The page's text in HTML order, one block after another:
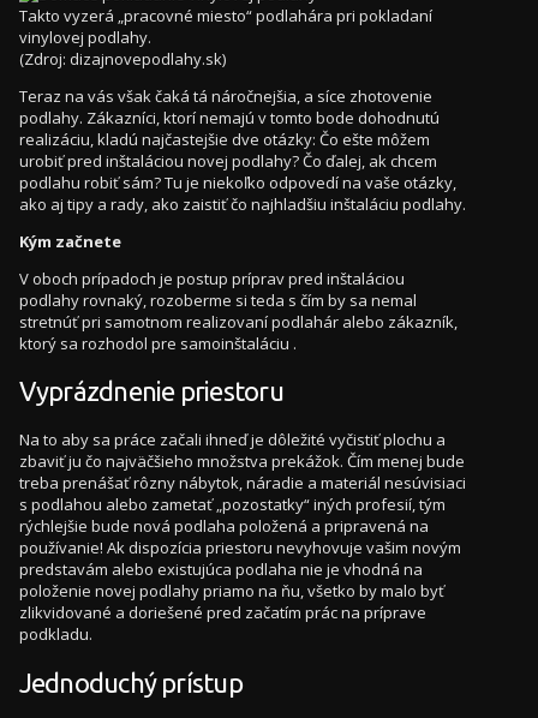
Takto vyzerá „pracovné miesto“ podlahára pri pokladaní
vinylovej podlahy.
(Zdroj: dizajnovepodlahy.sk)
Teraz na vás však čaká tá náročnejšia, a síce zhotovenie
podlahy. Zákazníci, ktorí nemajú v tomto bode dohodnutú
realizáciu, kladú najčastejšie dve otázky: Čo ešte môžem
urobiť pred inštaláciou novej podlahy? Čo ďalej, ak chcem
podlahu robiť sám? Tu je niekoľko odpovedí na vaše otázky,
ako aj tipy a rady, ako zaistiť čo najhladšiu inštaláciu podlahy.
Kým začnete
V oboch prípadoch je postup príprav pred inštaláciou
podlahy rovnaký, rozoberme si teda s čím by sa nemal
stretnúť pri samotnom realizovaní podlahár alebo zákazník,
ktorý sa rozhodol pre samoinštaláciu .
Vyprázdnenie priestoru
Na to aby sa práce začali ihneď je dôležité vyčistiť plochu a
zbaviť ju čo najväčšieho množstva prekážok. Čím menej bude
treba prenášať rôzny nábytok, náradie a materiál nesúvisiaci
s podlahou alebo zametať „pozostatky“ iných profesií, tým
rýchlejšie bude nová podlaha položená a pripravená na
používanie! Ak dispozícia priestoru nevyhovuje vašim novým
predstavám alebo existujúca podlaha nie je vhodná na
položenie novej podlahy priamo na ňu, všetko by malo byť
zlikvidované a doriešené pred začatím prác na príprave
podkladu.
Jednoduchý prístup